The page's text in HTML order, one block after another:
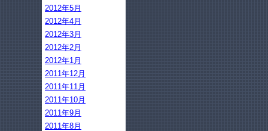
2012年5月
2012年4月
2012年3月
2012年2月
2012年1月
2011年12月
2011年11月
2011年10月
2011年9月
2011年8月